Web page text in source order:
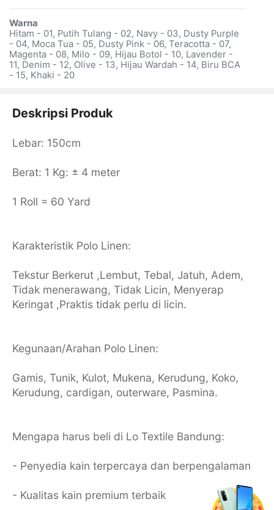
Warna
Hitam - 01, Putih Tulang - 02, Navy - 03, Dusty Purple
- 04, Moca Tua - 05, Dusty Pink - 06, Teracotta - 07,
Magenta - 08, Milo - 09, Hijau Botol - 10, Lavender -
11, Denim - 12, Olive - 13, Hijau Wardah - 14, Biru BCA
- 15, Khaki - 20
Deskripsi Produk
Lebar: 150cm
Berat: 1 Kg: ± 4 meter
1 Roll = 60 Yard
Karakteristik Polo Linen:
Tekstur Berkerut ,Lembut, Tebal, Jatuh, Adem,
Tidak menerawang, Tidak Licin, Menyerap
Keringat ,Praktis tidak perlu di licin.
Kegunaan/Arahan Polo Linen:
Gamis, Tunik, Kulot, Mukena, Kerudung, Koko,
Kerudung, cardigan, outerware, Pasmina.
Mengapa harus beli di Lo Textile Bandung:
- Penyedia kain terpercaya dan berpengalaman
- Kualitas kain premium terbaik